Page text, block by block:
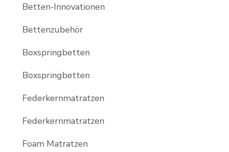
Betten-Innovationen
Bettenzubehör
Boxspringbetten
Boxspringbetten
Federkernmatratzen
Federkernmatratzen
Foam Matratzen